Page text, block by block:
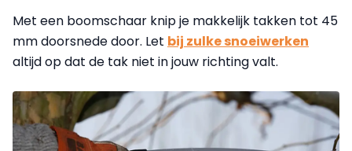
Met een boomschaar knip je makkelijk takken tot 45
mm doorsnede door. Let bij zulke snoeiwerken
altijd op dat de tak niet in jouw richting valt.